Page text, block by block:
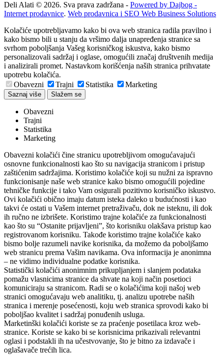
Deli Alati © 2026. Sva prava zadržana - Powered by Dajbog -
Internet prodavnice. Web prodavnica i SEO Web Business Solutions
Kolačiće upotrebljavamo kako bi ova web stranica radila pravilno i
kako bismo bili u stanju da vršimo dalja unapređenja stranice sa
svrhom poboljšanja Vašeg korisničkog iskustva, kako bismo
personalizovali sadržaj i oglase, omogućili značaj društvenih medija
i analizirali promet. Nastavkom korišćenja naših stranica prihvatate
upotrebu kolačića.
Obavezni
Trajni Statistika Marketing
Saznaj više Slažem se
Obavezni
Trajni
Statistika
Marketing
Obavezni kolačići čine stranicu upotrebljivom omogućavajući
osnovne funkcionalnosti kao što su navigacija stranicom i pristup
zaštićenim sadržajima. Koristimo kolačiće koji su nužni za ispravno
funkcionisanje naše web stranice kako bismo omogućili pojedine
tehničke funkcije i tako Vam osigurali pozitivno korisničko iskustvo.
Ovi kolačići obično imaju datum isteka daleko u budućnosti i kao
takvi će ostati u Vašem internet pretraživaču, dok ne isteknu, ili dok
ih ručno ne izbrišete. Koristimo trajne kolačiće za funkcionalnosti
kao što su “Ostanite prijavljeni”, što korisniku olakšava pristup kao
registrovanom korisniku. Takođe koristimo trajne kolačiće kako
bismo bolje razumeli navike korisnika, da možemo da poboljšamo
web stranicu prema Vašim navikama. Ova informacija je anonimna
– ne vidimo individualne podatke korisnika.
Statistički kolačići anonimnim prikupljanjem i slanjem podataka
pomažu vlasnicima stranice da shvate na koji način posetioci
komuniciraju sa stranicom. Radi se o kolačićima koji našoj web
stranici omogućavaju web analitiku, tj. analizu upotrebe naših
stranica i merenje posećenosti, koju web stranica sprovodi kako bi
poboljšao kvalitet i sadržaj ponuđenih usluga.
Marketinški kolačići koriste se za praćenje posetilaca kroz web-
stranice. Koriste se kako bi se korisnicima prikazivali relevantni
oglasi i podstakli ih na učestvovanje, što je bitno za izdavače i
oglašavače trećih lica.